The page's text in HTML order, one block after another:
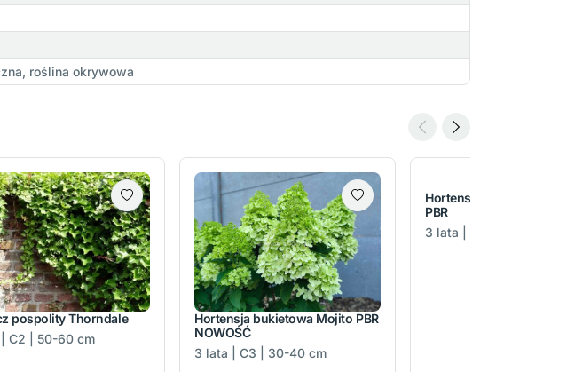
roślina okrywowa
pospolity Thorndale
C2 | 50-60 cm
Hortensja bukietowa Mojito PBR
NOWOŚĆ
3 lata | C3 | 30-40 cm
Hortensja bukietowa
PBR
3 lata | C3 | 30-50 cm